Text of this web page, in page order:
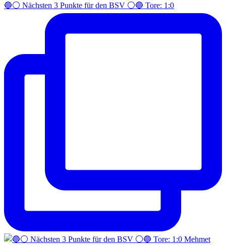
🔵⚪️ Nächsten 3 Punkte für den BSV ⚪️🔵 Tore: 1:0